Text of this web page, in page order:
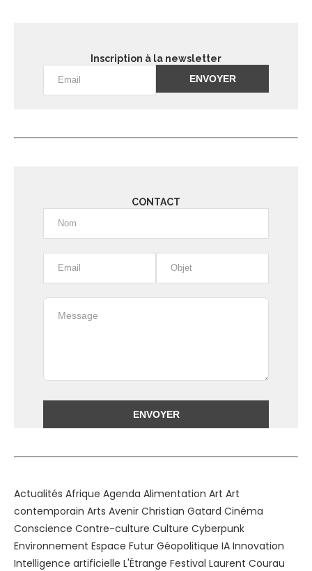
Inscription à la newsletter
CONTACT
Actualités Afrique Agenda Alimentation Art Art
contemporain Arts Avenir Christian Gatard Cinéma
Conscience Contre-culture Culture Cyberpunk
Environnement Espace Futur Géopolitique IA Innovation
Intelligence artificielle L'Étrange Festival Laurent Courau